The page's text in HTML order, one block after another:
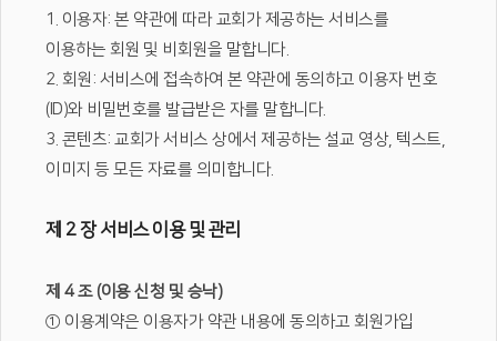
1. 이용자: 본 약관에 따라 교회가 제공하는 서비스를
이용하는 회원 및 비회원을 말합니다.
2. 회원: 서비스에 접속하여 본 약관에 동의하고 이용자 번호
(ID)와 비밀번호를 발급받은 자를 말합니다.
3. 콘텐츠: 교회가 서비스 상에서 제공하는 설교 영상, 텍스트,
이미지 등 모든 자료를 의미합니다.
제 2 장 서비스 이용 및 관리
제 4 조 (이용 신청 및 승낙)
① 이용계약은 이용자가 약관 내용에 동의하고 회원가입